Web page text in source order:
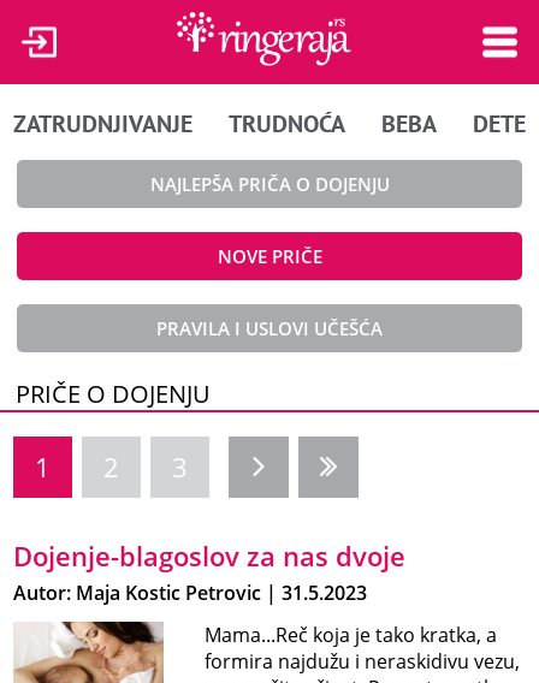
ZATRUDNJIVANJE TRUDNOĆA BEBA DETE
NAJLEPŠA PRIČA O DOJENJU
NOVE PRIČE
PRAVILA I USLOVI UČEŠĆA
PRIČE O DOJENJU
1 2 3
Dojenje-blagoslov za nas dvoje
Autor: Maja Kostic Petrovic | 31.5.2023
Mama...Reč koja je tako kratka, a
formira najdužu i neraskidivu vezu,